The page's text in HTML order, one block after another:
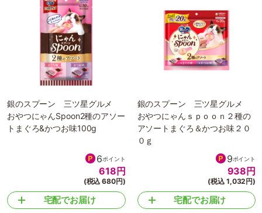
銀のスプーン 三ツ星グルメ
おやつにゃんSpoon2種のアソー
トまぐろ&かつお味100g
6ポイント
618 円
(税込 680円)
宅配でお届け
銀のスプーン 三ツ星グルメ
おやつにゃんｓｐｏｏｎ２種の
アソートまぐろ＆かつお味２０
０ｇ
9ポイント
938 円
(税込 1,032円)
宅配でお届け